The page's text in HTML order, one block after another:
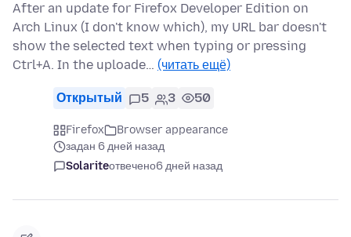
After an update for Firefox Developer Edition on
Arch Linux (I don't know which), my URL bar doesn't
show the selected text when typing or pressing
Ctrl+A. In the uploade… (читать ещё)
Открытый 5 3 50
Firefox
Browser appearance
задан 6 дней назад
Solariteотвечено6 дней назад